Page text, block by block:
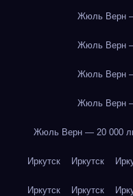
Жюль Верн
Жюль Верн
Жюль Верн
Жюль Верн
Жюль Верн — 20 000
Иркутск Иркутск
Иркутск Иркутск